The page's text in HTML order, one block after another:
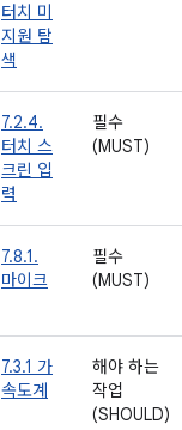
터치 미
지원 탐
색
7.2.4.
터치 스
크린 입
력
필수
(MUST)
7.8.1.
마이크
필수
(MUST)
7.3.1 가
속도계
해야 하는
작업
(SHOULD)